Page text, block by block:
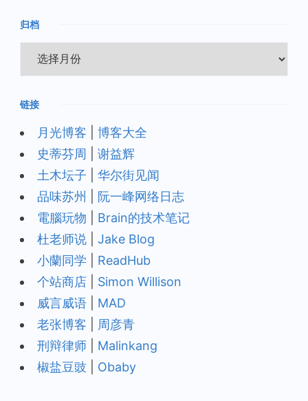
归档
档
链接
月光博客
博客大全
史蒂芬周
谢益辉
土木坛子
华尔街见闻
品味苏州
阮一峰网络日志
電腦玩物
Brain的技术笔记
杜老师说
Jake Blog
小蘭同学
ReadHub
个站商店
Simon Willison
威言威语
MAD
老张博客
周彦青
刑辩律师
Malinkang
椒盐豆豉
Obaby